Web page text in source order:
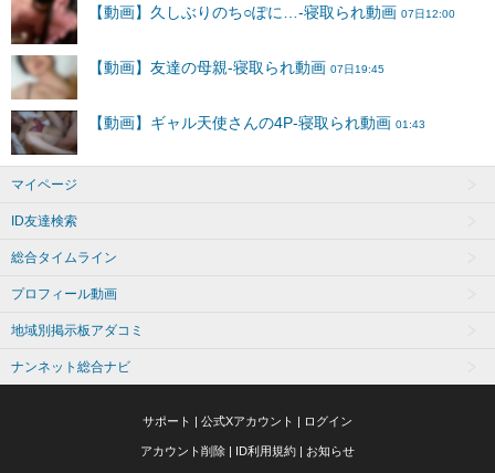
マイページ
ID友達検索
総合タイムライン
プロフィール動画
地域別掲示板アダコミ
ナンネット総合ナビ
サポート 公式Xアカウント ログイン
アカウント削除 ID利用規約 お知らせ